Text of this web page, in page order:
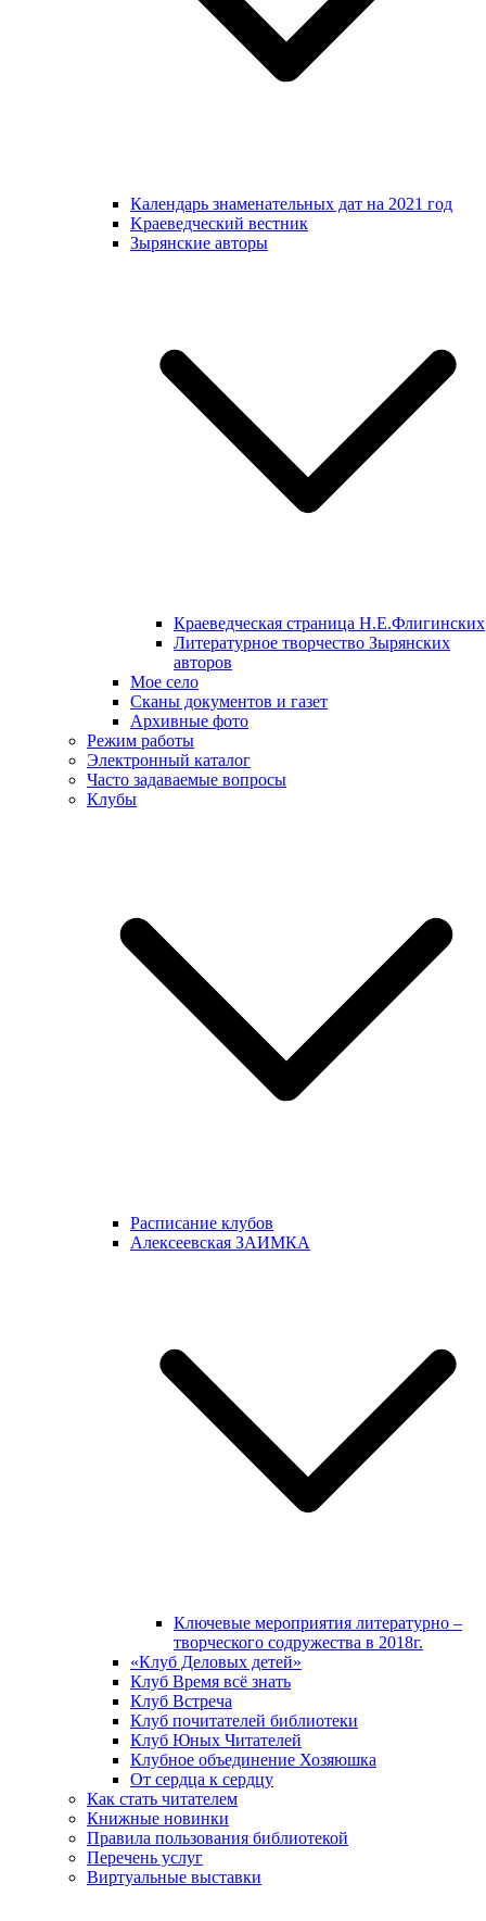
Календарь знаменательных дат на 2021 год
Kраеведческий вестник
Зырянские авторы
Краеведческая страница Н.Е.Флигинских
Литературное творчество Зырянских
авторов
Мое село
Сканы документов и газет
Архивные фото
Режим работы
Электронный каталог
Часто задаваемые вопросы
Клубы
Расписание клубов
Алексеевская ЗАИМКА
Ключевые мероприятия литературно –
творческого содружества в 2018г.
«Клуб Деловых детей»
Клуб Время всё знать
Клуб Встреча
Клуб почитателей библиотеки
Клуб Юных Читателей
Клубное объединение Хозяюшка
От сердца к сердцу
Как стать читателем
Книжные новинки
Правила пользования библиотекой
Перечень услуг
Виртуальные выставки